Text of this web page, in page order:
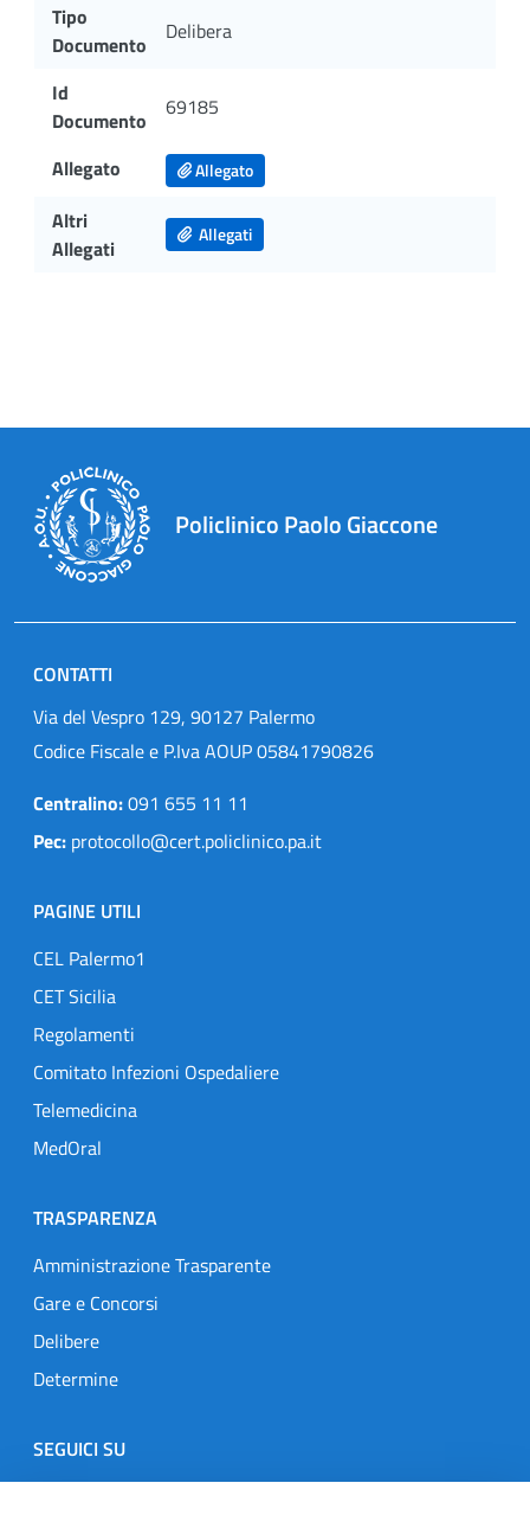
Tipo
Documento
Delibera
Id
Documento
69185
Allegato Allegato
Altri
Allegati
Allegati
Policlinico Paolo Giaccone
CONTATTI
Via del Vespro 129, 90127 Palermo
Codice Fiscale e P.Iva AOUP 05841790826
Centralino:091 655 11 11
Pec: protocollo@cert.policlinico.pa.it
PAGINE UTILI
CEL Palermo1
CET Sicilia
Regolamenti
Comitato Infezioni Ospedaliere
Telemedicina
MedOral
TRASPARENZA
Amministrazione Trasparente
Gare e Concorsi
Delibere
Determine
SEGUICI SU
Designers Italia
TwitterInstagramYoutubeLinkedin